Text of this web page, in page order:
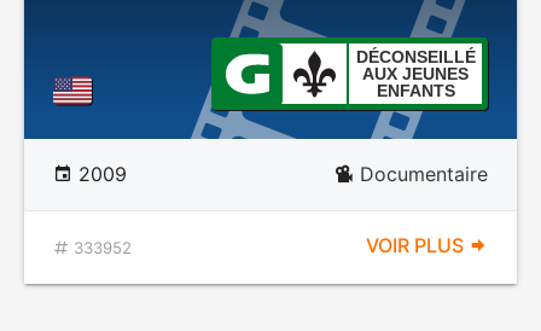
DÉCONSEILLÉ
AUX JEUNES
ENFANTS
2009 Documentaire
333952 VOIR PLUS